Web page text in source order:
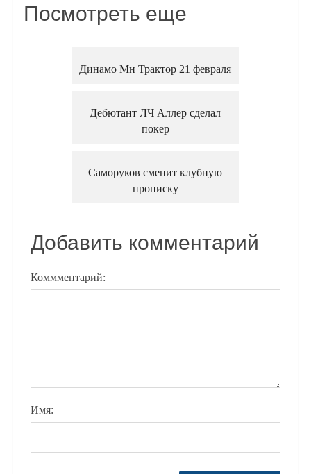
Посмотреть еще
Динамо Мн Трактор 21 февраля
Дебютант ЛЧ Аллер сделал
покер
Саморуков сменит клубную
прописку
Добавить комментарий
Коммментарий:
Имя: